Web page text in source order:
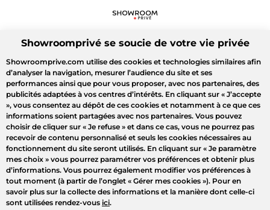
Showroomprivé se soucie de votre vie privée
Showroomprive.com utilise des cookies et technologies similaires afin
d’analyser la navigation, mesurer l’audience du site et ses
performances ainsi que pour vous proposer, avec nos partenaires, des
publicités adaptées à vos centres d’intérêts. En cliquant sur « J’accepte
», vous consentez au dépôt de ces cookies et notamment à ce que ces
informations soient partagées avec nos partenaires. Vous pouvez
choisir de cliquer sur « Je refuse » et dans ce cas, vous ne pourrez pas
recevoir de contenu personnalisé et seuls les cookies nécessaires au
fonctionnement du site seront utilisés. En cliquant sur « Je paramètre
mes choix » vous pourrez paramétrer vos préférences et obtenir plus
d’informations. Vous pourrez également modifier vos préférences à
tout moment (à partir de l’onglet « Gérer mes cookies »). Pour en
savoir plus sur la collecte des informations et la manière dont celle-ci
sont utilisées rendez-vous ici.